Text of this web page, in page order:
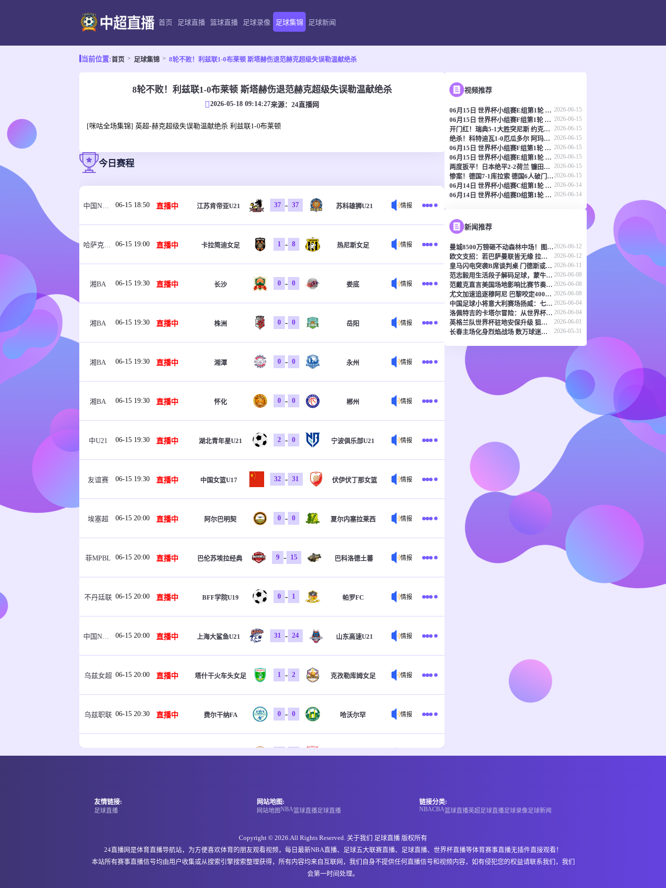
首页 足球直播 篮球直播 足球录像 足球集锦 足球新闻
当前位置:首页 足球集锦 8轮不败！利兹联1-0布莱顿 斯塔赫伤退范赫克超级失误勒温献绝杀
8轮不败！利兹联1-0布莱顿 斯塔赫伤退范赫克超级失误勒温献绝杀
2026-05-18 09:14:27来源：24直播网
[咪咕全场集锦] 英超-赫克超级失误勒温献绝杀 利兹联1-0布莱顿
今日赛程
中国NBL U21 06-15 18:50 直播中 江苏肯帝亚U21 37 - 37 苏科雄狮U21 情报
哈萨克女超 06-15 19:00 直播中 卡拉简迪女足 1 - 8 热尼斯女足 情报
湘BA 06-15 19:30 直播中 长沙 0 - 0 娄底 情报
湘BA 06-15 19:30 直播中 株洲 0 - 0 岳阳 情报
湘BA 06-15 19:30 直播中 湘潭 0 - 0 永州 情报
湘BA 06-15 19:30 直播中 怀化 0 - 0 郴州 情报
中U21 06-15 19:30 直播中 湖北青年星U21 2 - 0 宁波俱乐部U21 情报
友谊赛 06-15 19:30 直播中 中国女篮U17 32 - 31 伏伊伏丁那女篮 情报
埃塞超 06-15 20:00 直播中 阿尔巴明契 0 - 0 夏尔内塞拉莱西 情报
菲MPBL 06-15 20:00 直播中 巴伦苏埃拉经典 9 - 15 巴科洛德土蕃 情报
不丹廷联 06-15 20:00 直播中 BFF学院U19 0 - 1 帕罗FC 情报
中国NBL U21 06-15 20:00 直播中 上海大鲨鱼U21 31 - 24 山东高速U21 情报
乌兹女超 06-15 20:00 直播中 塔什干火车头女足 1 - 2 克孜勒库姆女足 情报
乌兹职联 06-15 20:30 直播中 费尔干纳FA 0 - 0 哈沃尔罕 情报
坦桑超 即将开始
NIGD银行
视频推荐
06月15日 世界杯小组赛E组第1轮 科特迪瓦vs厄瓜多尔 全场录像 2026-06-15
06月15日 世界杯小组赛F组第1轮 瑞典vs突尼斯 全场录像 2026-06-15
开门红！瑞典5-1大胜突尼斯 约克雷斯传射伊萨克1射2传阿亚里双响 2026-06-15
绝杀！科特迪瓦1-0厄瓜多尔 阿玛德制胜辛戈助攻 两队4中门框 2026-06-15
06月15日 世界杯小组赛F组第1轮 荷兰vs日本 全场录像 2026-06-15
06月15日 世界杯小组赛E组第1轮 德国vs库拉索 全场录像 2026-06-15
两度扳平！日本绝平2-2荷兰 镰田大地被动破门范戴克世界杯首球 2026-06-15
惨案！德国7-1库拉索 德国6人破门哈弗茨双响翁达夫替补1射2传2026-06-15
06月14日 世界杯小组赛C组第1轮 海地vs苏格兰 全场录像 2026-06-14
06月14日 世界杯小组赛D组第1轮 澳大利亚vs土耳其 全场录像 2026-06-14
新闻推荐
曼城8500万镑砸不动森林中场！图赫尔：天价转会传闻反倒成了安德森的兴奋剂2026-06-12
欧文支招：若巴萨曼联皆无缘 拉什福德或该考虑兵工厂 2026-06-12
皇马闪电突袭B席谈判桌 门德斯或成关键先生 2026-06-11
范志毅用生活段子解码足球，蒙牛真果粒《混世宝典》玩出新花样 2026-06-08
范戴克直言美国场地影响比赛节奏 橙衣军团蓄势待发剑指世界杯 2026-06-08
尤文加速追逐穆阿尼 巴黎咬定4000万欧元不放 2026-06-08
中国足球小将意大利赛场扬威：七连胜登顶，五球横扫北欧豪门！ 2026-06-04
洛佩特吉的卡塔尔冒险：从世界杯突围到直面豪强差距 2026-06-04
英格兰队世界杯驻地安保升级 狙击防线与无人机干扰枪严阵以待 2026-06-01
长春主场化身烈焰战场 数万球迷呐喊点燃东北德比 2026-05-31
友情链接:
足球直播
网站地图:
网站地图NBA篮球直播足球直播
链接分类:
NBACBA篮球直播英超足球直播足球录像足球新闻
Copyright © 2026.All Rights Reserved. 关于我们 足球直播 版权所有
24直播网是体育直播导航站，为方便喜欢体育的朋友观看视频，每日最新NBA直播、足球五大联赛直播、足球直播、世界杯直播等体育赛事直播无插件直接观看！
本站所有赛事直播信号均由用户收集或从搜索引擎搜索整理获得，所有内容均来自互联网，我们自身不提供任何直播信号和视频内容，如有侵犯您的权益请联系我们，我们
会第一时间处理。